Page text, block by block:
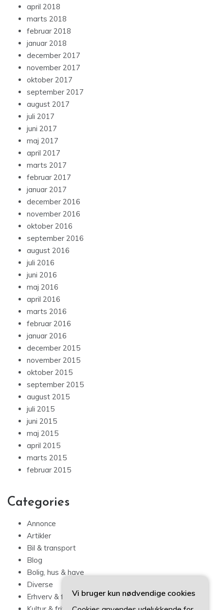
april 2018
marts 2018
februar 2018
januar 2018
december 2017
november 2017
oktober 2017
september 2017
august 2017
juli 2017
juni 2017
maj 2017
april 2017
marts 2017
februar 2017
januar 2017
december 2016
november 2016
oktober 2016
september 2016
august 2016
juli 2016
juni 2016
maj 2016
april 2016
marts 2016
februar 2016
januar 2016
december 2015
november 2015
oktober 2015
september 2015
august 2015
juli 2015
juni 2015
maj 2015
april 2015
marts 2015
februar 2015
Categories
Annonce
Artikler
Bil & transport
Blog
Bolig, hus & have
Diverse
Erhverv & forbrugVi bruger kun nødvendige cookies